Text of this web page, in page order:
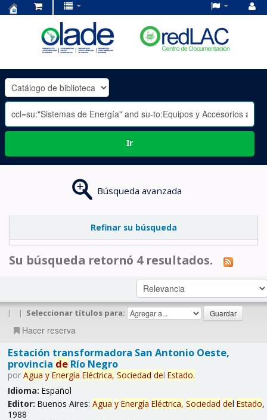
OLADE
-
Ir
Búsqueda avanzada
Refinar su búsqueda
Su búsqueda retornó 4 resultados.
| | Seleccionar títulos para:
Hacer reserva
Estación transformadora San Antonio Oeste,
provincia deRío Negro
por Agua y Energía Eléctrica, Sociedad del Estado.
Idioma: Español
Editor: Buenos Aires: Agua y Energía Eléctrica, Sociedad del Estado,
1988